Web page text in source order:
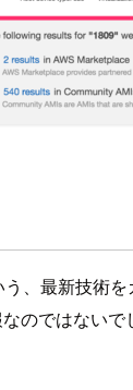
、最新技術
のではないで